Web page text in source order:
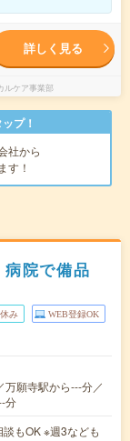
詳しく見る
ルケア事業部
プ！
社から
す！
病院で備品
み WEB登録OK
願寺駅から---分／
分
もOK ※週3なども